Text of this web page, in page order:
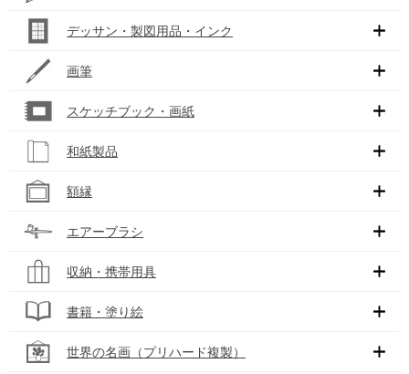
デッサン・製図用品・インク
画筆
スケッチブック・画紙
和紙製品
額縁
エアーブラシ
収納・携帯用具
書籍・塗り絵
世界の名画（プリハード複製）